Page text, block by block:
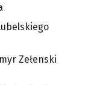
Zełenski